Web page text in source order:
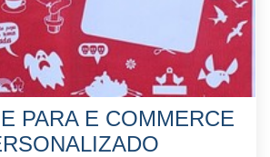
PARA E COMMERCE